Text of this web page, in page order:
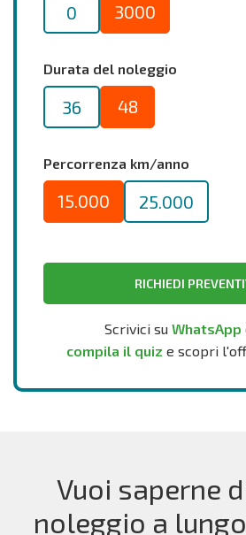
0 3000
Durata del noleggio
36 48
Percorrenza km/anno
15.000 25.000
RICHIEDI
Scrivici su WhatsApp
compila il quiz e scopri
Vuoi saperne
noleggio a